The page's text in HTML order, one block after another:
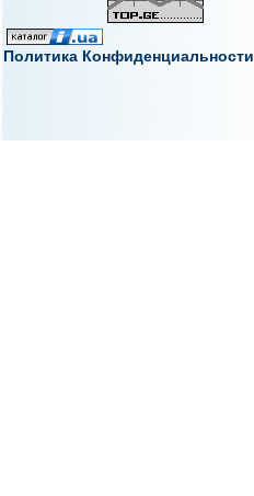
Политика Конфиденциальности